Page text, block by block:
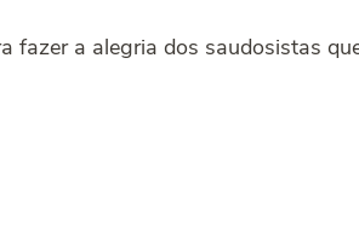
fazer a alegria dos saudosistas